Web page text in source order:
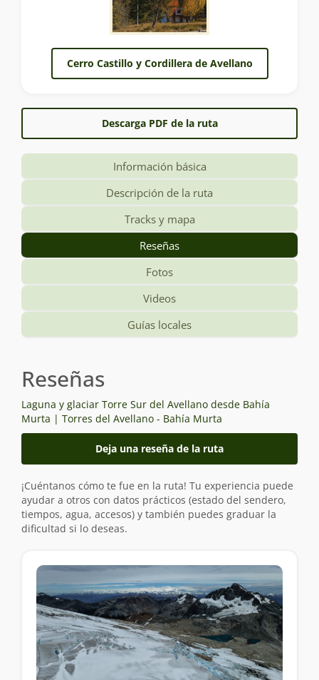
Cerro Castillo y Cordillera de Avellano
Descarga PDF de la ruta
Información básica
Descripción de la ruta
Tracks y mapa
Reseñas
Fotos
Videos
Guías locales
Reseñas
Laguna y glaciar Torre Sur del Avellano desde Bahía
Murta | Torres del Avellano - Bahía Murta
Deja una reseña de la ruta
¡Cuéntanos cómo te fue en la ruta! Tu experiencia puede
ayudar a otros con datos prácticos (estado del sendero,
tiempos, agua, accesos) y también puedes graduar la
dificultad si lo deseas.